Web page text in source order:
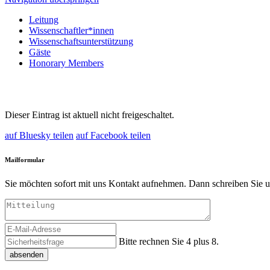
Leitung
Wissenschaftler*innen
Wissenschaftsunterstützung
Gäste
Honorary Members
Dieser Eintrag ist aktuell nicht freigeschaltet.
auf Bluesky teilen auf Facebook teilen
Mailformular
Sie möchten sofort mit uns Kontakt aufnehmen. Dann schreiben Sie
Bitte rechnen Sie 4 plus 8.
absenden